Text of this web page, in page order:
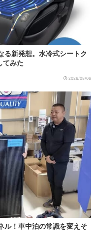
る新発想。水冷式シートク
てみた
2026/08/06
ル！車中泊の常識を変えそ